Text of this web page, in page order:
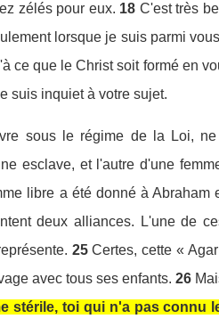
zélés pour eux. 18 C'est très
lorsque je suis parmi
ce que le Christ soit formé en
suis inquiet à votre sujet.
sous le régime de la Loi,
esclave, et l'autre d'une
libre a été donné à Abraham
deux alliances. L'une de
25 Certes, cette «
avec tous ses enfants. 26
stérile, toi qui n'a pas